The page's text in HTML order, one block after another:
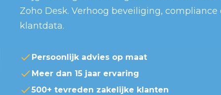
Zoho Desk. Verhoog beveiliging,
klantdata.
Persoonlijk advies op maat
Meer dan 15 jaar ervaring
500+ tevreden zakelijke klanten